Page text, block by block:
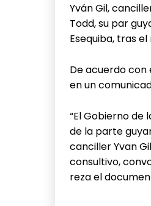
Yván Gil,
Todd, su par
Esequiba, tras
De acuerdo con
en un
“El Gobierno de
de la parte
canciller Yvan
consultivo,
reza el